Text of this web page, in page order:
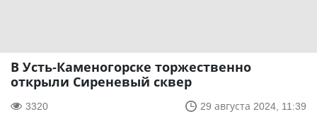
В Усть-Каменогорске торжественно
открыли Сиреневый сквер
3320 29 августа 2024, 11:39